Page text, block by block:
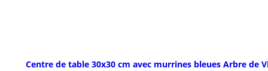
Centre de table 30x30 cm avec murrines bleues Arbre de